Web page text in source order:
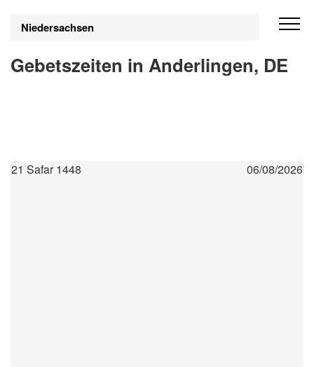
Niedersachsen
Gebetszeiten in Anderlingen, DE
21 Safar 1448 06/08/2026